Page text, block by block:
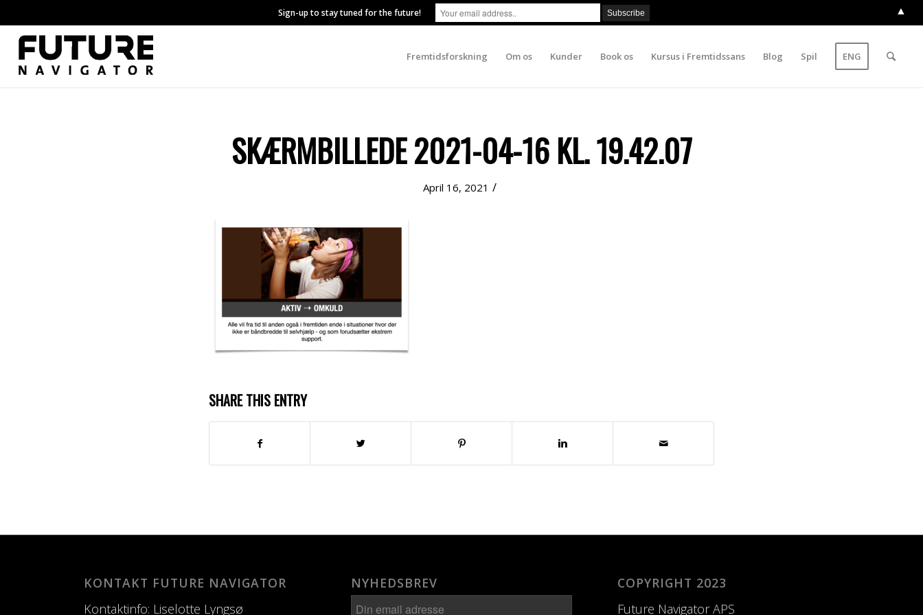
Fremtidsforskning Om os Kunder Book os Kursus i Fremtidssans Blog Spil ENG
SKÆRMBILLEDE 2021-04-16 KL. 19.42.07
April 16, 2021 /
SHARE THIS ENTRY
KONTAKT FUTURE NAVIGATOR
Kontaktinfo: Liselotte Lyngsø
NYHEDSBREV
COPYRIGHT 2023
Future Navigator APS
Sign-up to stay tuned for the future! ▲